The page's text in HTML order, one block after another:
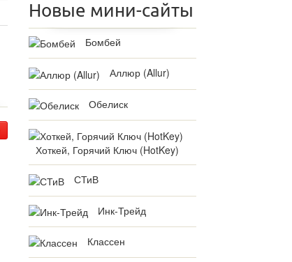
Новые мини-сайты
Бомбей
Аллюр (Allur)
Обелиск
Хоткей, Горячий Ключ (HotKey)
СТиВ
Инк-Трейд
Классен